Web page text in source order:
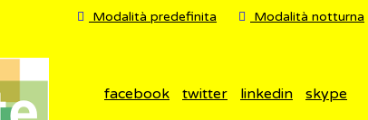
Modalità predefinita Modalità notturna
facebook twitter linkedin skype